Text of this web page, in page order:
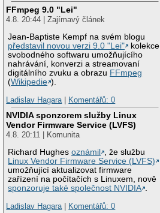
FFmpeg 9.0 "Lei"
4.8. 20:44 | Zajímavý článek
Jean-Baptiste Kempf na svém blogu
představil novou verzi 9.0 "Lei"
kolekce
svobodného softwaru umožňujícího
nahrávání, konverzi a streamovaní
digitálního zvuku a obrazu FFmpeg
(Wikipedie ).
Ladislav Hagara
Komentářů: 0
NVIDIA sponzorem služby Linux
Vendor Firmware Service (LVFS)
4.8. 20:11 | Komunita
Richard Hughesoznámil
, že službu
Linux Vendor Firmware Service (LVFS)
umožňující aktualizovat firmware
zařízení na počítačích s Linuxem, nově
sponzoruje také společnost NVIDIA .
Ladislav Hagara | Komentářů: 0